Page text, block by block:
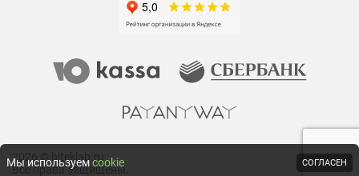
2026 © hiteklab.ru
Все права защищены.
Мы используемcookie СОГЛАСЕН